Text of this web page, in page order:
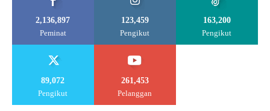
2,136,897
Peminat
123,459
Pengikut
163,200
Pengikut
89,072
Pengikut
261,453
Pelanggan